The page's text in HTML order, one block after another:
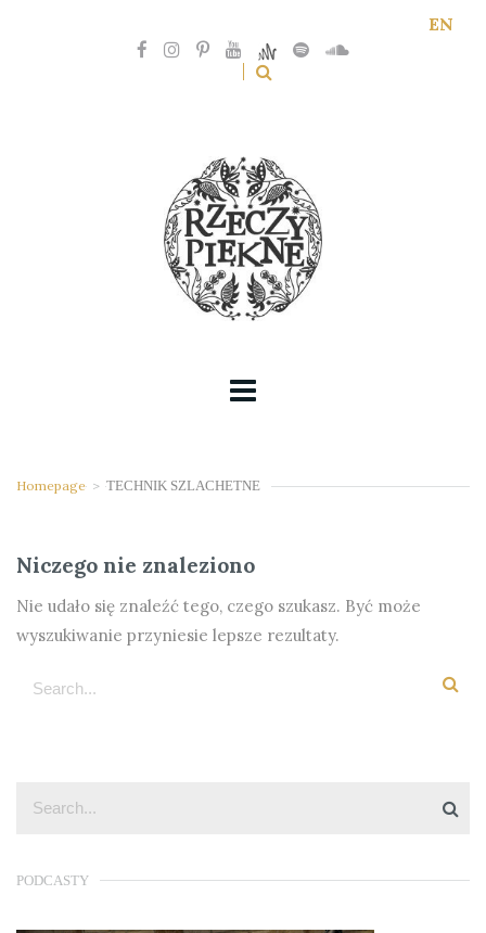
EN
Homepage > TECHNIK SZLACHETNE
Niczego nie znaleziono
Nie udało się znaleźć tego, czego szukasz. Być może
wyszukiwanie przyniesie lepsze rezultaty.
PODCASTY